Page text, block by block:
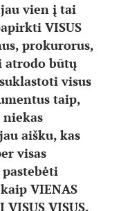
vien į tai
VISUS
prokurorus,
atrodo būtų
visus
taip,
niekas
aišku, kas
visas
VIENAS
VISUS VISUS.